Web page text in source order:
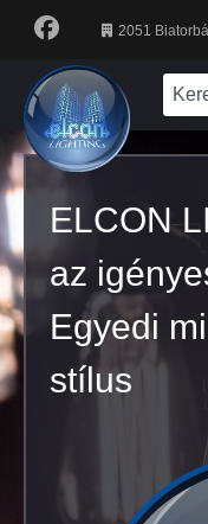
2051
ELCON
az
Egyedi
stílus